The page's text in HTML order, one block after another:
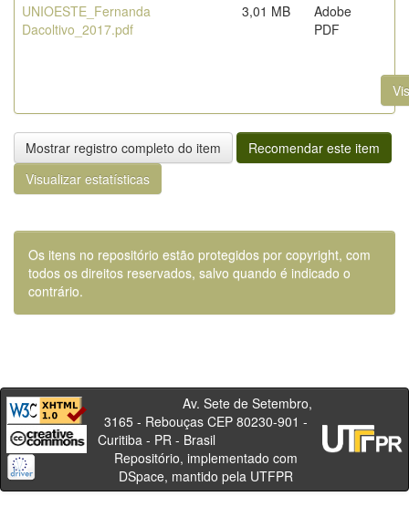
UNIOESTE_Fernanda
Dacoltivo_2017.pdf
3,01 MB
Adobe
PDF
Mostrar registro completo do item
Recomendar este item
Visualizar estatísticas
Os itens no repositório estão protegidos por copyright, com
todos os direitos reservados, salvo quando é indicado o
contrário.
Av. Sete de Setembro,
3165 - Rebouças CEP 80230-901 -
Curitiba - PR - Brasil
Repositório, implementado com
DSpace, mantido pela UTFPR